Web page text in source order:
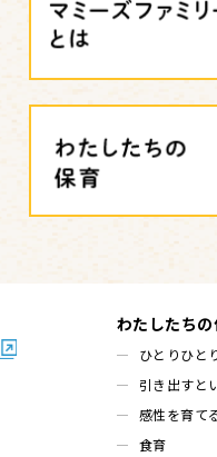
わたしたちの
ひとりひと
引き出すと
感性を育て
食育